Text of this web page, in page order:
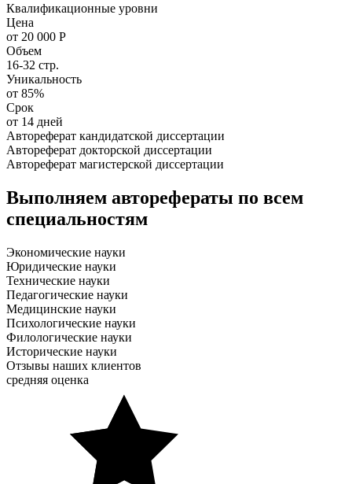
Квалификационные уровни
Цена
от 20 000 Р
Объем
16-32 стр.
Уникальность
от 85%
Срок
от 14 дней
Автореферат кандидатской диссертации
Автореферат докторской диссертации
Автореферат магистерской диссертации
Выполняем авторефераты по всем
специальностям
Экономические науки
Юридические науки
Технические науки
Педагогические науки
Медицинские науки
Психологические науки
Филологические науки
Исторические науки
Отзывы наших клиентов
средняя оценка